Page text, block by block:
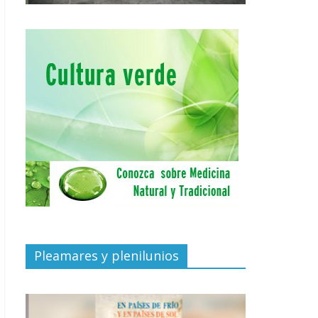
Pleamares y plenilunios